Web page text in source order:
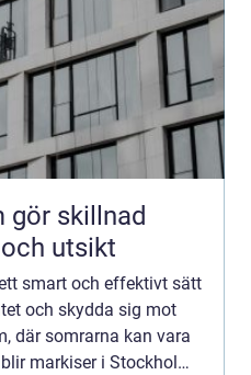
gör skillnad
utsikt
smart och effektivt sätt
och skydda sig mot
där somrarna kan vara
markiser i Stockholm